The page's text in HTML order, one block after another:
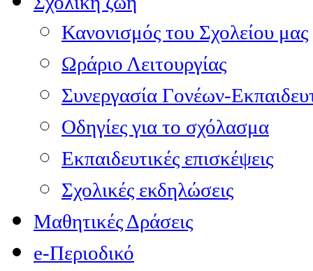
Κανονισμός του Σχολείου μας
Ωράριο Λειτουργίας
Συνεργασία Γονέων-
Οδηγίες για το σχόλασμα
Εκπαιδευτικές επισκέψεις
Σχολικές εκδηλώσεις
Μαθητικές Δράσεις
e-Περιοδικό